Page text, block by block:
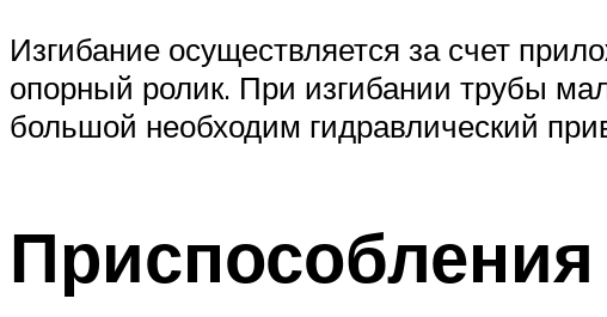
Изгибание осуществляется за счет
опорный ролик. При изгибании трубы
большой необходим гидравлический
Приспособления